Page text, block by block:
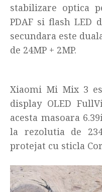
stabilizare optica
PDAF si flash LED
secundara este
de 24MP + 2MP.
Xiaomi Mi Mix 3
display OLED
acesta masoara
la rezolutia de
protejat cu sticla